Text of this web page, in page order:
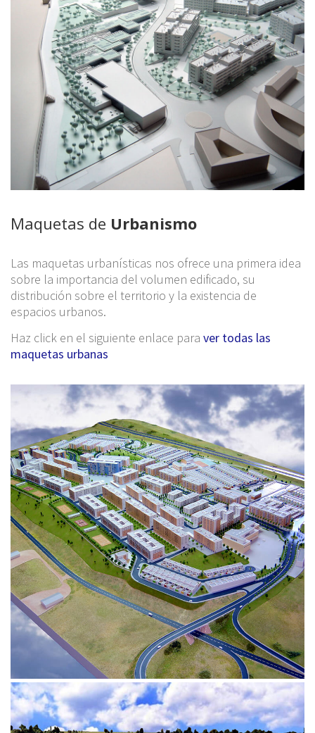
Maquetas de Urbanismo
Las maquetas urbanísticas nos ofrece una primera idea
sobre la importancia del volumen edificado, su
distribución sobre el territorio y la existencia de
espacios urbanos.
Haz click en el siguiente enlace para ver todas las
maquetas urbanas